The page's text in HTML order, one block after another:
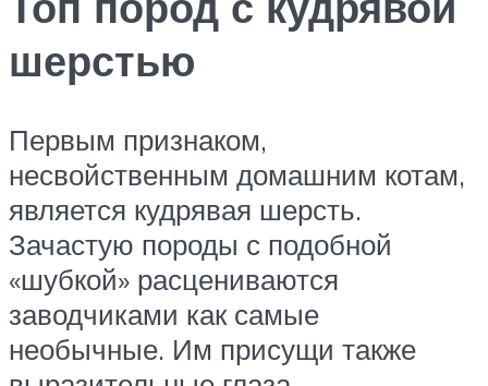
шерстью
Первым признаком,
несвойственным домашним котам,
является кудрявая шерсть.
Зачастую породы с подобной
«шубкой» расцениваются
заводчиками как самые
необычные. Им присущи также